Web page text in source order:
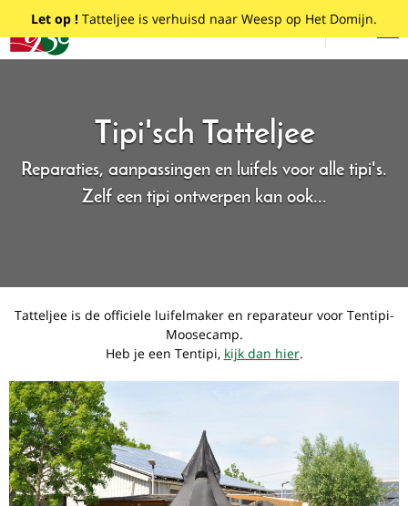
naar
Tatteljee
Menu
Dutch
Tipi'sch Tatteljee
Reparaties, aanpassingen en luifels voor alle tipi's.
Zelf een tipi ontwerpen kan ook...
Tatteljee is de officiele luifelmaker en reparateur voor Tentipi-
Moosecamp.
Heb je een Tentipi, kijk dan hier.
Let op ! Tatteljee is verhuisd naar Weesp op Het Domijn.